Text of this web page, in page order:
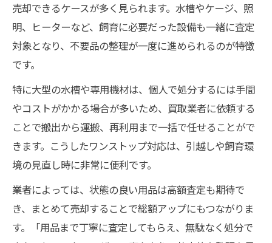
売却できるケースが多く見られます。水槽やケージ、照
明、ヒーターなど、飼育に必要だった設備も一緒に査定
対象となり、不要品の整理が一度に進められるのが特徴
です。
特に大型の水槽や専用機材は、個人で処分するには手間
やコストがかかる場合が多いため、買取業者に依頼する
ことで搬出から運搬、再利用まで一括で任せることがで
きます。こうしたワンストップ対応は、引越しや飼育環
境の見直し時に非常に便利です。
業者によっては、状態の良い用品は高額査定も期待で
き、まとめて売却することで総額アップにもつながりま
す。「用品まで丁寧に査定してもらえ、無駄なく処分で